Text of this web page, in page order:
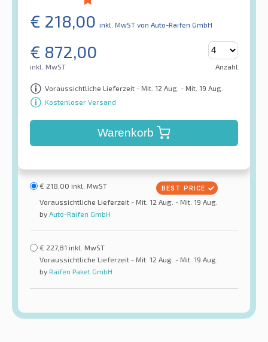
€ 218,00 inkl. MwST von Auto-Raifen GmbH
€ 872,00
inkl. MwST Anzahl
Voraussichtliche Lieferzeit - Mit. 12 Aug. - Mit. 19 Aug.
Kostenloser Versand
Warenkorb
€ 218,00 inkl. MwST
Voraussichtliche Lieferzeit - Mit. 12 Aug. - Mit. 19 Aug.
by Auto-Raifen GmbH
€ 227,81 inkl. MwST
Voraussichtliche Lieferzeit - Mit. 12 Aug. - Mit. 19 Aug.
by Raifen Paket GmbH